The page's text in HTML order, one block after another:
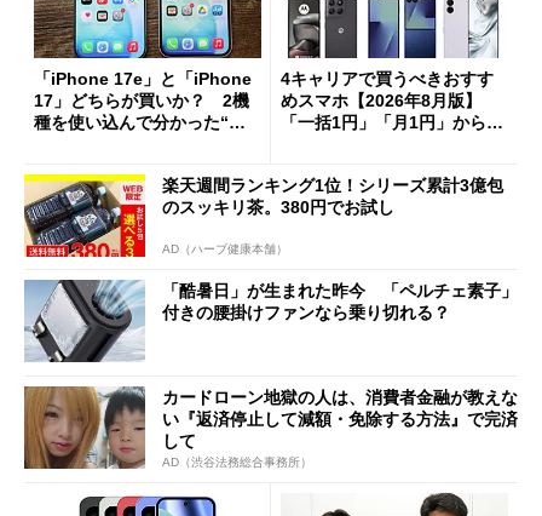
「iPhone 17e」と「iPhone
17」どちらが買いか？ 2機
種を使い込んで分かった“ス
4キャリアで買うべきおすす
めスマホ【2026年8月版】
「一括1円」「月1円」からお
楽天週間ランキング1位！シリーズ累計3億包
のスッキリ茶。380円でお試し
AD（ハーブ健康本舗）
「酷暑日」が生まれた昨今 「ペルチェ素子」
付きの腰掛けファンなら乗り切れる？
カードローン地獄の人は、消費者金融が教えな
い『返済停止して減額・免除する方法』で完済
して
AD（渋谷法務総合事務所）